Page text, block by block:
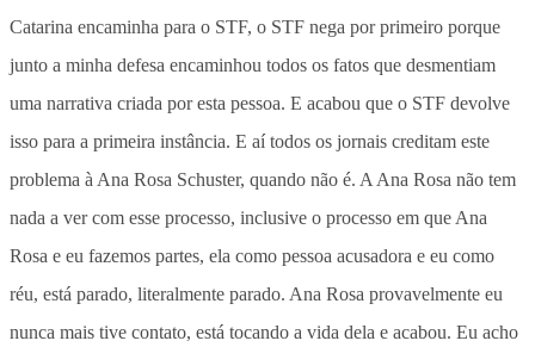
Catarina encaminha para o STF, o STF nega por primeiro porque
junto a minha defesa encaminhou todos os fatos que desmentiam
uma narrativa criada por esta pessoa. E acabou que o STF devolve
isso para a primeira instância. E aí todos os jornais creditam este
problema à Ana Rosa Schuster, quando não é. A Ana Rosa não tem
nada a ver com esse processo, inclusive o processo em que Ana
Rosa e eu fazemos partes, ela como pessoa acusadora e eu como
réu, está parado, literalmente parado. Ana Rosa provavelmente eu
nunca mais tive contato, está tocando a vida dela e acabou. Eu acho